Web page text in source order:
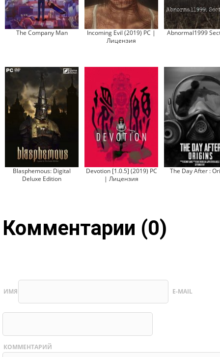
The Company Man
Incoming Evil (2019) PC |
Лицензия
Abnormal1999
Blasphemous: Digital
Deluxe Edition
Devotion [1.0.5] (2019) PC
| Лицензия
The Day After :
Комментарии (0)
ИМЯ E-MAIL
КОММЕНТАРИЙ